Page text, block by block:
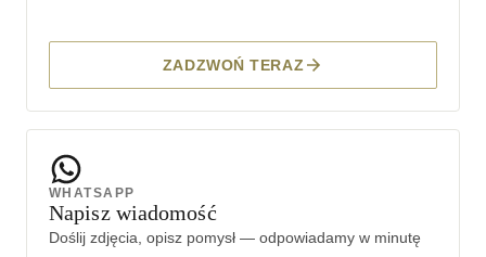
ZADZWOŃ TERAZ
WHATSAPP
Napisz wiadomość
Doślij zdjęcia, opisz pomysł — odpowiadamy w minutę